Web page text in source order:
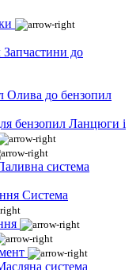
Запчастини до
Олива до бензопил
Ланцюги і
система
Система
система